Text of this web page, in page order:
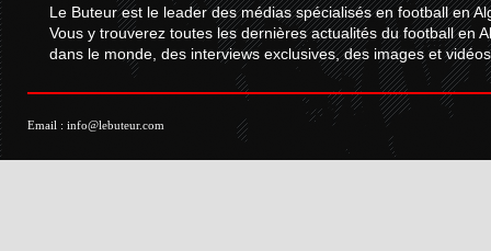
Le Buteur est le leader des médias spécialisés en football en
Vous y trouverez toutes les dernières actualités du football en
dans le monde, des interviews exclusives, des images et
Email : info@lebuteur.com